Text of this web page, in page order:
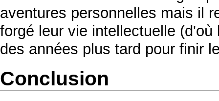
aventures personnelles mais il
forgé leur vie intellectuelle
des années plus tard pour finir
Conclusion